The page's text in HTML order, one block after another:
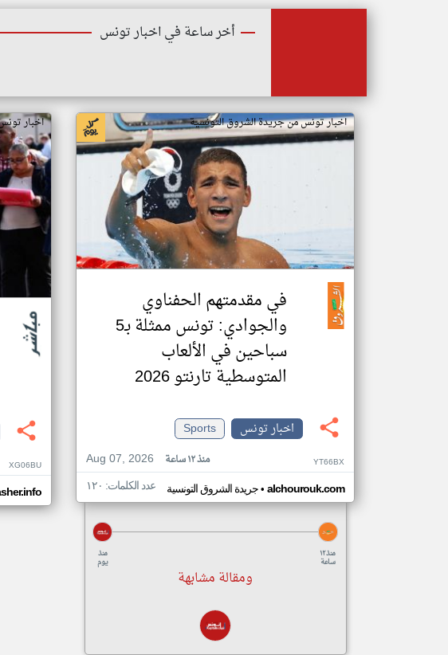
أخر ساعة في اخبار تونس
اخبار تونس من جريدة الشروق التونسية
في مقدمتهم الحفناوي
والجوادي: تونس ممثلة بـ5
سباحين في الألعاب
المتوسطية تارنتو 2026
اخبار تونس
Sports
Aug 07, 2026
منذ ١٢ ساعة YT66BX
جريدة الشروق التونسية• alchourouk.com عدد الكلمات: ١٢٠
منذ
يوم
منذ ١٢
ساعة
ومقالة مشابهة
اخبار
XG06BU